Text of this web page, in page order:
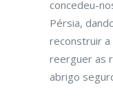
concedeu-
Pérsia,
reconstruir a
reerguer as
abrigo